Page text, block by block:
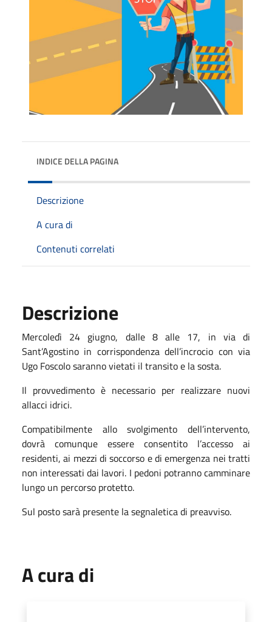
INDICE DELLA PAGINA
Descrizione
A cura di
Contenuti correlati
Descrizione
Mercoledì 24 giugno, dalle 8 alle 17, in via di
Sant’Agostino in corrispondenza dell’incrocio con via
Ugo Foscolo saranno vietati il transito e la sosta.
Il provvedimento è necessario per realizzare nuovi
allacci idrici.
Compatibilmente allo svolgimento dell’intervento,
dovrà comunque essere consentito l’accesso ai
residenti, ai mezzi di soccorso e di emergenza nei tratti
non interessati dai lavori. I pedoni potranno camminare
lungo un percorso protetto.
Sul posto sarà presente la segnaletica di preavviso.
A cura di